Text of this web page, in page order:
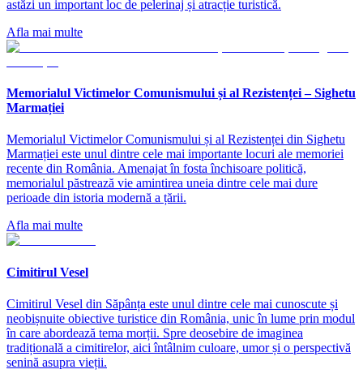
astăzi un important loc de pelerinaj și atracție turistică.
Afla mai multe
Memorialul Victimelor Comunismului și al Rezistenței – Sighetu
Marmației
Memorialul Victimelor Comunismului și al Rezistenței din Sighetu
Marmației este unul dintre cele mai importante locuri ale memoriei
recente din România. Amenajat în fosta închisoare politică,
memorialul păstrează vie amintirea uneia dintre cele mai dure
perioade din istoria modernă a țării.
Afla mai multe
Cimitirul Vesel
Cimitirul Vesel din Săpânța este unul dintre cele mai cunoscute și
neobișnuite obiective turistice din România, unic în lume prin modul
în care abordează tema morții. Spre deosebire de imaginea
tradițională a cimitirelor, aici întâlnim culoare, umor și o perspectivă
senină asupra vieții.